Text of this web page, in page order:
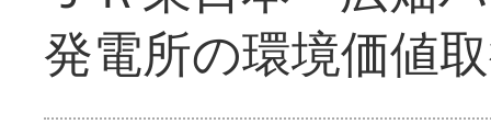
発電所の環境価値